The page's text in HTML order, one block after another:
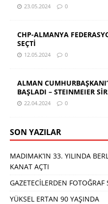
23.05.2024 0
CHP-ALMANYA
SEÇTİ
12.05.2024 0
ALMAN
BAŞLADI – STEINMEIER
22.04.2024 0
SON YAZILAR
MADIMAK’IN 33. YILINDA
KANAT AÇTI
GAZETECİLERDEN FOTOĞRAF
YÜKSEL ERTAN 90 YAŞINDA